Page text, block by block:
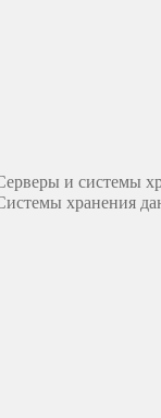
и системы
хранения